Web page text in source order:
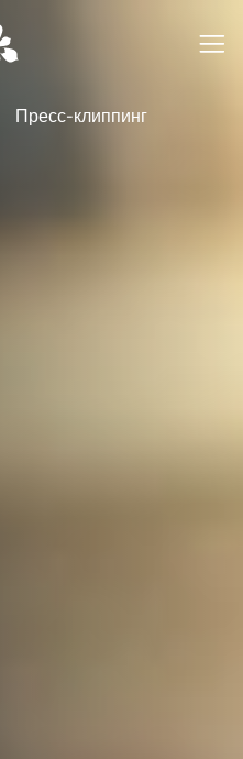
Пресс-клиппинг